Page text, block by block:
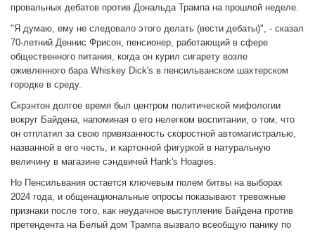
провальных дебатов против Дональда Трампа на прошлой неделе.
"Я думаю, ему не следовало этого делать (вести дебаты)", - сказал
70-летний Деннис Фрисон, пенсионер, работающий в сфере
общественного питания, когда он курил сигарету возле
оживленного бара Whiskey Dick's в пенсильванском шахтерском
городке в среду.
Скрэнтон долгое время был центром политической мифологии
вокруг Байдена, напоминая о его нелегком воспитании, о том, что
он отплатил за свою привязанность скоростной автомагистралью,
названной в его честь, и картонной фигуркой в натуральную
величину в магазине сэндвичей Hank's Hoagies.
Но Пенсильвания остается ключевым полем битвы на выборах
2024 года, и общенациональные опросы показывают тревожные
признаки после того, как неудачное выступление Байдена против
претендента на Белый дом Трампа вызвало всеобщую панику по